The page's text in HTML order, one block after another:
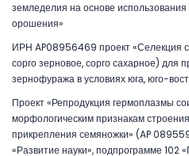
земледелия на основе использования
орошения»
ИРН AP08956469 проект «Селекция
сорго зерновое, сорго сахарное) для
зернофуража в условиях юга, юго-
Проект «Репродукция гермоплазмы
морфологическим признакам
прикрепления семяножки» (AP
«Развитие науки», подпрограмме 102